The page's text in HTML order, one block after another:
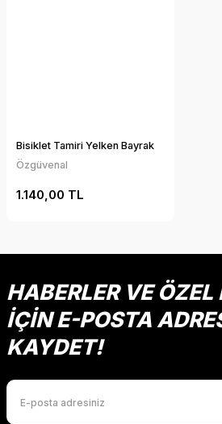
Bisiklet Tamiri Yelken Bayrak
Özgüvenal
1.140,00 TL
HABERLER VE ÖZEL
İÇİN E-POSTA
KAYDET!